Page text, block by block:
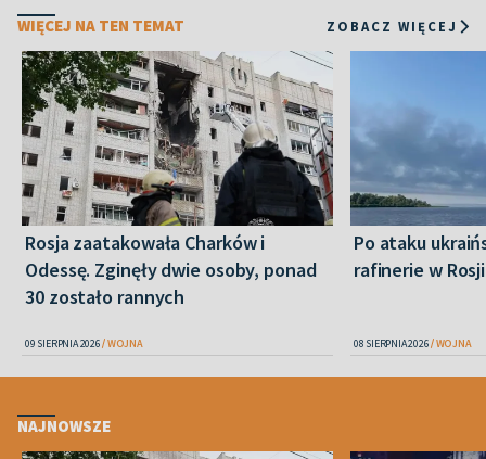
WIĘCEJ NA TEN TEMAT ZOBACZ WIĘCEJ
Rosja zaatakowała Charków i
Odessę. Zginęły dwie osoby, ponad
30 zostało rannych
09 SIERPNIA 2026 WOJNA
Po ataku
rafinerie w Rosji
08 SIERPNIA 2026 WOJNA
NAJNOWSZE